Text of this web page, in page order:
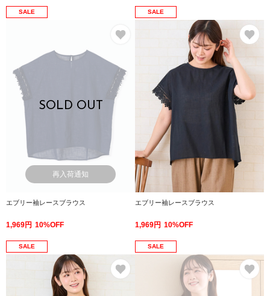
SALE
SOLD OUT
再入荷通知
エブリー袖レースブラウス
1,969円 10%OFF
SALE
エブリー袖レースブラウス
1,969円 10%OFF
SALE SALE
お